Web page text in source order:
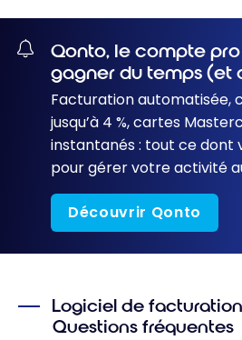
Qonto, le compte
gagner du temps (et
Facturation automatisée,
jusqu’à 4 %, cartes
instantanés : tout ce dont
pour gérer votre activité
Découvrir Qonto
Logiciel de
Questions fréquentes